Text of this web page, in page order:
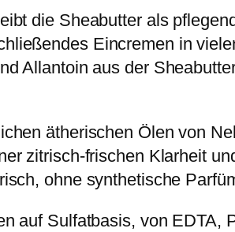
die Sheabutter als
Eincremen in
Allantoin aus der
ätherischen Ölen von
zitrisch-frischen Klarheit
ohne synthetische
auf Sulfatbasis, von EDTA,